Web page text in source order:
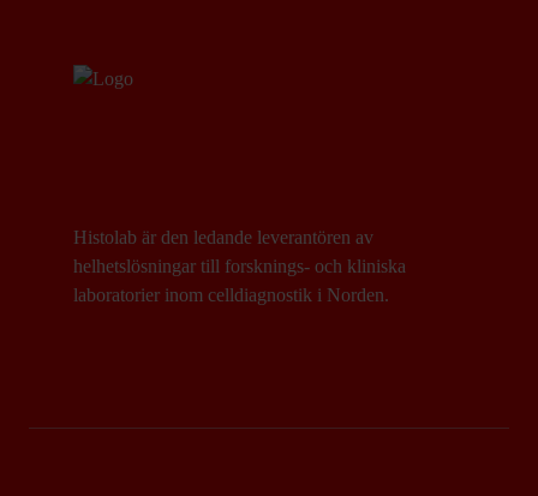
Histolab är den ledande leverantören av
helhetslösningar till forsknings- och kliniska
laboratorier inom celldiagnostik i Norden.